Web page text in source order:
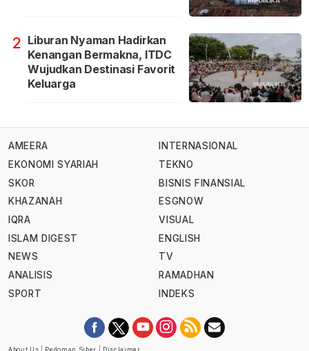
2 Liburan Nyaman Hadirkan
Kenangan Bermakna, ITDC
Wujudkan Destinasi Favorit
Keluarga
AMEERA
EKONOMI SYARIAH
SKOR
KHAZANAH
IQRA
ISLAM DIGEST
NEWS
ANALISIS
SPORT
INTERNASIONAL
TEKNO
BISNIS FINANSIAL
ESGNOW
VISUAL
ENGLISH
TV
RAMADHAN
INDEKS
About Us Pedoman Siber Disclaimer